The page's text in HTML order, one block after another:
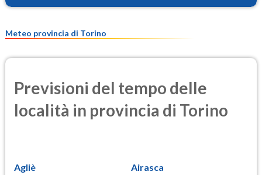
PM25
Meteo provincia di Torino
Previsioni del tempo delle
località in provincia di Torino
Agliè Airasca